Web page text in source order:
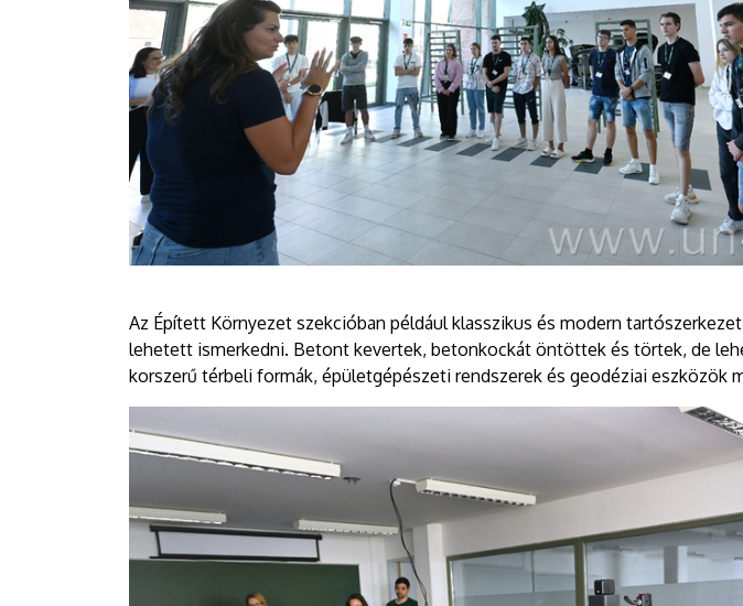
Az Épített Környezet szekcióban például klasszikus és modern
lehetett ismerkedni. Betont kevertek, betonkockát öntöttek és törtek, de
korszerű térbeli formák, épületgépészeti rendszerek és geodéziai eszközök